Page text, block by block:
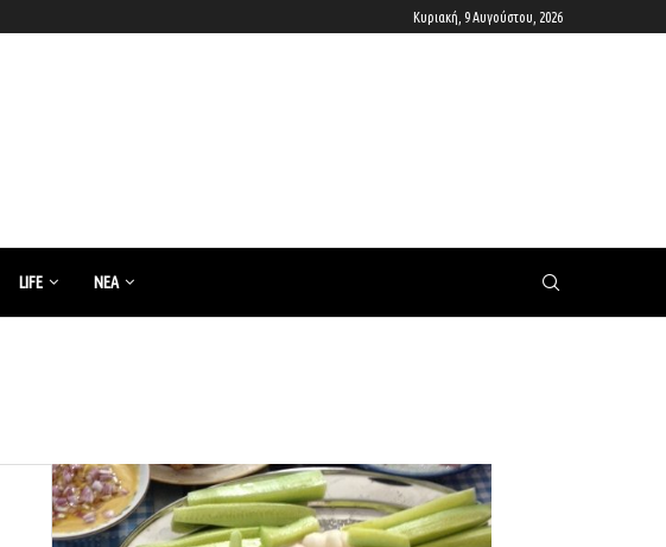
Κυριακή, 9 Αυγούστου, 2026
LIFE ΝΈΑ